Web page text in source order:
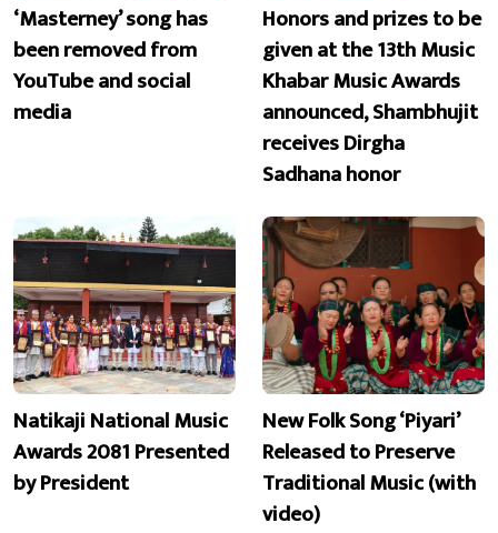
‘Masterney’ song has
been removed from
YouTube and social
media
Honors and prizes to be
given at the 13th Music
Khabar Music Awards
announced, Shambhujit
receives Dirgha
Sadhana honor
Natikaji National Music
Awards 2081 Presented
by President
New Folk Song ‘Piyari’
Released to Preserve
Traditional Music (with
video)